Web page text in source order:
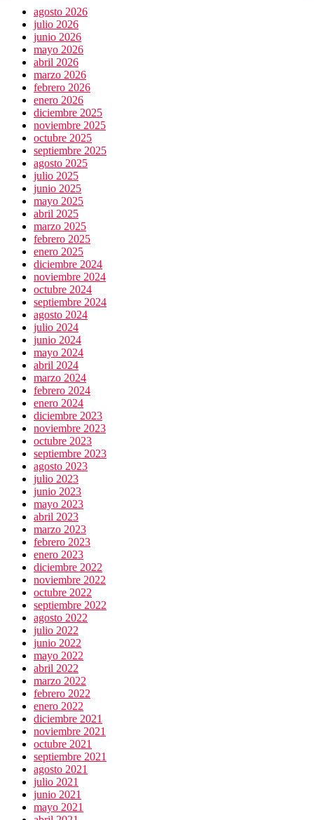
agosto 2026
julio 2026
junio 2026
mayo 2026
abril 2026
marzo 2026
febrero 2026
enero 2026
diciembre 2025
noviembre 2025
octubre 2025
septiembre 2025
agosto 2025
julio 2025
junio 2025
mayo 2025
abril 2025
marzo 2025
febrero 2025
enero 2025
diciembre 2024
noviembre 2024
octubre 2024
septiembre 2024
agosto 2024
julio 2024
junio 2024
mayo 2024
abril 2024
marzo 2024
febrero 2024
enero 2024
diciembre 2023
noviembre 2023
octubre 2023
septiembre 2023
agosto 2023
julio 2023
junio 2023
mayo 2023
abril 2023
marzo 2023
febrero 2023
enero 2023
diciembre 2022
noviembre 2022
octubre 2022
septiembre 2022
agosto 2022
julio 2022
junio 2022
mayo 2022
abril 2022
marzo 2022
febrero 2022
enero 2022
diciembre 2021
noviembre 2021
octubre 2021
septiembre 2021
agosto 2021
julio 2021
junio 2021
mayo 2021